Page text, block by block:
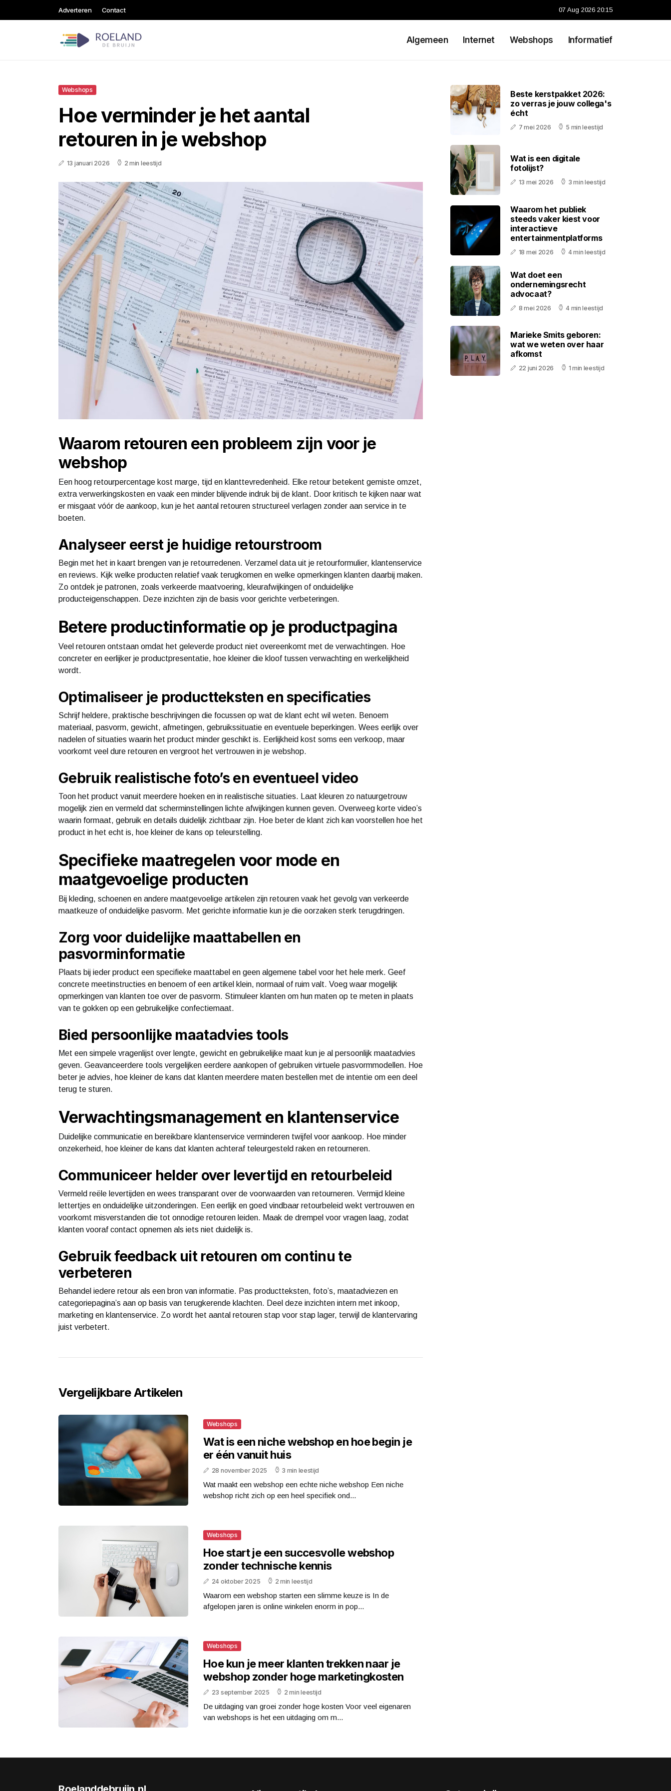
Adverteren Contact 07 Aug 2026 20:15
Algemeen Internet Webshops Informatief
Webshops
Hoe verminder je het aantal
retouren in je webshop
13 januari 2026 2 min leestijd
Waarom retouren een probleem zijn voor je
webshop
Een hoog retourpercentage kost marge, tijd en klanttevredenheid. Elke retour betekent gemiste omzet,
extra verwerkingskosten en vaak een minder blijvende indruk bij de klant. Door kritisch te kijken naar wat
er misgaat vóór de aankoop, kun je het aantal retouren structureel verlagen zonder aan service in te
boeten.
Analyseer eerst je huidige retourstroom
Begin met het in kaart brengen van je retourredenen. Verzamel data uit je retourformulier, klantenservice
en reviews. Kijk welke producten relatief vaak terugkomen en welke opmerkingen klanten daarbij maken.
Zo ontdek je patronen, zoals verkeerde maatvoering, kleurafwijkingen of onduidelijke
producteigenschappen. Deze inzichten zijn de basis voor gerichte verbeteringen.
Betere productinformatie op je productpagina
Veel retouren ontstaan omdat het geleverde product niet overeenkomt met de verwachtingen. Hoe
concreter en eerlijker je productpresentatie, hoe kleiner die kloof tussen verwachting en werkelijkheid
wordt.
Optimaliseer je productteksten en specificaties
Schrijf heldere, praktische beschrijvingen die focussen op wat de klant echt wil weten. Benoem
materiaal, pasvorm, gewicht, afmetingen, gebruikssituatie en eventuele beperkingen. Wees eerlijk over
nadelen of situaties waarin het product minder geschikt is. Eerlijkheid kost soms een verkoop, maar
voorkomt veel dure retouren en vergroot het vertrouwen in je webshop.
Gebruik realistische foto’s en eventueel video
Toon het product vanuit meerdere hoeken en in realistische situaties. Laat kleuren zo natuurgetrouw
mogelijk zien en vermeld dat scherminstellingen lichte afwijkingen kunnen geven. Overweeg korte video’s
waarin formaat, gebruik en details duidelijk zichtbaar zijn. Hoe beter de klant zich kan voorstellen hoe het
product in het echt is, hoe kleiner de kans op teleurstelling.
Specifieke maatregelen voor mode en
maatgevoelige producten
Bij kleding, schoenen en andere maatgevoelige artikelen zijn retouren vaak het gevolg van verkeerde
maatkeuze of onduidelijke pasvorm. Met gerichte informatie kun je die oorzaken sterk terugdringen.
Zorg voor duidelijke maattabellen en
pasvorminformatie
Plaats bij ieder product een specifieke maattabel en geen algemene tabel voor het hele merk. Geef
concrete meetinstructies en benoem of een artikel klein, normaal of ruim valt. Voeg waar mogelijk
opmerkingen van klanten toe over de pasvorm. Stimuleer klanten om hun maten op te meten in plaats
van te gokken op een gebruikelijke confectiemaat.
Bied persoonlijke maatadvies tools
Met een simpele vragenlijst over lengte, gewicht en gebruikelijke maat kun je al persoonlijk maatadvies
geven. Geavanceerdere tools vergelijken eerdere aankopen of gebruiken virtuele pasvormmodellen. Hoe
beter je advies, hoe kleiner de kans dat klanten meerdere maten bestellen met de intentie om een deel
terug te sturen.
Verwachtingsmanagement en klantenservice
Duidelijke communicatie en bereikbare klantenservice verminderen twijfel voor aankoop. Hoe minder
onzekerheid, hoe kleiner de kans dat klanten achteraf teleurgesteld raken en retourneren.
Communiceer helder over levertijd en retourbeleid
Vermeld reële levertijden en wees transparant over de voorwaarden van retourneren. Vermijd kleine
lettertjes en onduidelijke uitzonderingen. Een eerlijk en goed vindbaar retourbeleid wekt vertrouwen en
voorkomt misverstanden die tot onnodige retouren leiden. Maak de drempel voor vragen laag, zodat
klanten vooraf contact opnemen als iets niet duidelijk is.
Gebruik feedback uit retouren om continu te
verbeteren
Behandel iedere retour als een bron van informatie. Pas productteksten, foto’s, maatadviezen en
categoriepagina’s aan op basis van terugkerende klachten. Deel deze inzichten intern met inkoop,
marketing en klantenservice. Zo wordt het aantal retouren stap voor stap lager, terwijl de klantervaring
juist verbetert.
Vergelijkbare Artikelen
Webshops
Wat is een niche webshop en hoe begin je
er één vanuit huis
28 november 2025 3 min leestijd
Wat maakt een webshop een echte niche webshop Een niche
webshop richt zich op een heel specifiek ond...
Webshops
Hoe start je een succesvolle webshop
zonder technische kennis
24 oktober 2025 2 min leestijd
Waarom een webshop starten een slimme keuze is In de
afgelopen jaren is online winkelen enorm in pop...
Webshops
Hoe kun je meer klanten trekken naar je
webshop zonder hoge marketingkosten
23 september 2025 2 min leestijd
De uitdaging van groei zonder hoge kosten Voor veel eigenaren
van webshops is het een uitdaging om m...
Beste kerstpakket 2026:
zo verras je jouw collega's
écht
7 mei 2026 5 min leestijd
Wat is een digitale
fotolijst?
13 mei 2026 3 min leestijd
Waarom het publiek
steeds vaker kiest voor
interactieve
entertainmentplatforms
18 mei 2026 4 min leestijd
Wat doet een
ondernemingsrecht
advocaat?
8 mei 2026 4 min leestijd
Marieke Smits geboren:
wat we weten over haar
afkomst
22 juni 2026 1 min leestijd